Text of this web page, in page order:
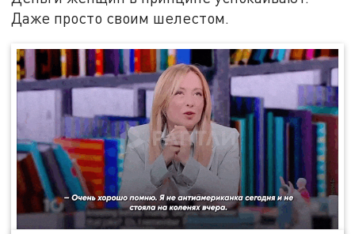
Даже просто своим шелестом.